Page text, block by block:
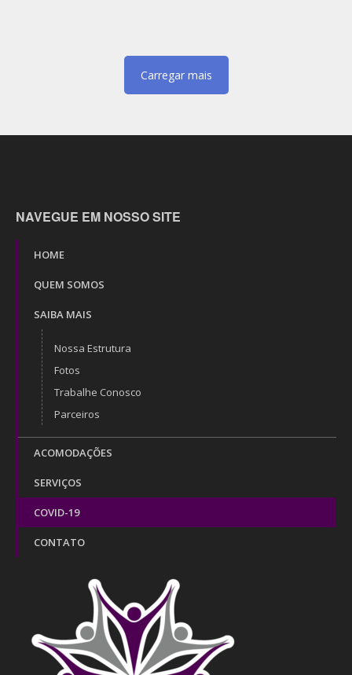
Carregar mais
NAVEGUE EM NOSSO SITE
HOME
QUEM SOMOS
SAIBA MAIS
Nossa Estrutura
Fotos
Trabalhe Conosco
Parceiros
ACOMODAÇÕES
SERVIÇOS
COVID-19
CONTATO